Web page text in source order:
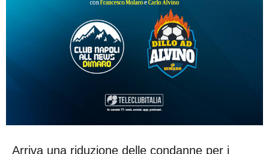
Arriva una riduzione delle condanne per i